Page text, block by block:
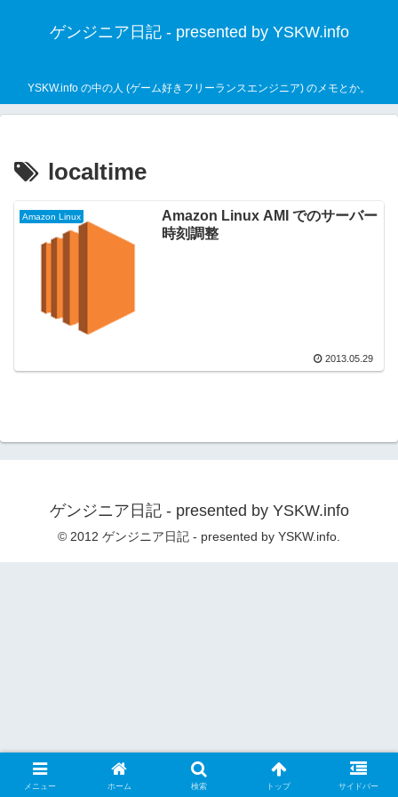
ゲンジニア日記 - presented by YSKW.info
YSKW.info の中の人 (ゲーム好きフリーランスエンジニア) のメモとか。
localtime
Amazon Linux
Amazon Linux AMI でのサーバー
時刻調整
2013.05.29
ゲンジニア日記 - presented by YSKW.info
© 2012 ゲンジニア日記 - presented by YSKW.info.
メニュー ホーム 検索 トップ サイドバー